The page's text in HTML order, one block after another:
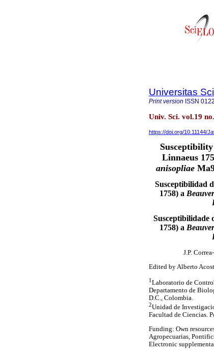
Universitas
Print version ISSN
Univ. Sci. vol.19
https://doi.org/10.11144/
Linnaeus
anisopliae
Susceptibilidad
1758) a
Susceptibilidade
1758) a
J.P.
Edited by Alberto
1 Laboratorio de
Departamento de
D.C., Colombia.
2Unidad de
Facultad de Ciencias.
Funding: Own
Agropecuarias,
Electronic